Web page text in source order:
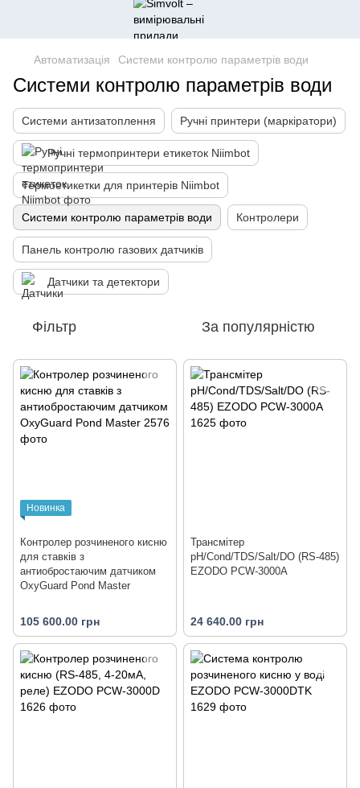
Автоматизація Системи контролю параметрів води
Системи контролю параметрів води
Системи антизатоплення Ручні принтери (маркіратори)
Ручні термопринтери етикеток Niimbot
Термоетикетки для принтерів Niimbot
Системи контролю параметрів води Контролери
Панель контролю газових датчиків
Датчики та детектори
Фільтр За популярністю
Новинка
Контролер розчиненого кисню
для ставків з
антиобростаючим датчиком
OxyGuard Pond Master
105 600.00 грн
Трансмітер
pH/Cond/TDS/Salt/DO (RS-485)
EZODO PCW-3000A
24 640.00 грн